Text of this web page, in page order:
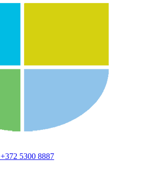
+372 5300 8887